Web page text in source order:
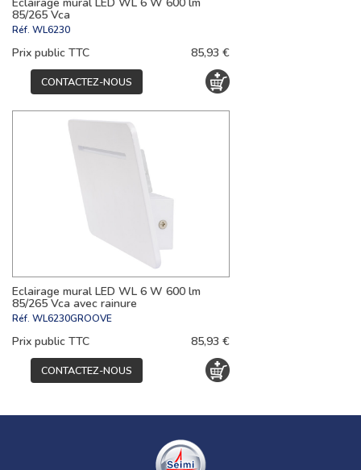
85/265 Vca
Réf. WL6230
Prix public TTC 85,93 €
CONTACTEZ-NOUS
Eclairage mural LED WL 6 W 600 lm
85/265 Vca avec rainure
Réf. WL6230GROOVE
Prix public TTC 85,93 €
CONTACTEZ-NOUS